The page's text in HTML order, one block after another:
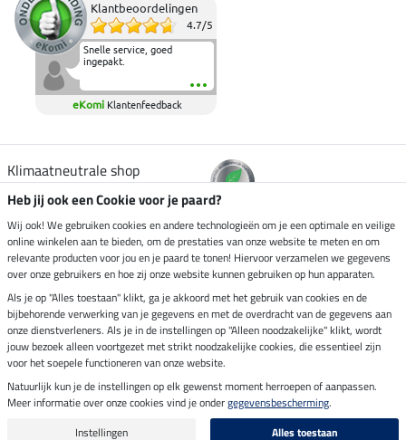
Klantbeoordelingen
4.7/5
Snelle service, goed
ingepakt.
eKomi Klantenfeedback
Klimaatneutrale shop
Verzending per
Veilig betalen met
Impressum
Laatste update op 08.08.2026 om 14:33 uur
Alle prijzen in euro's, incl. BTW, excl. verzendkosten.
Heb jij ook een Cookie voor je paard?
Wij ook! We gebruiken cookies en andere technologieën om je een optimale en veilige
online winkelen aan te bieden, om de prestaties van onze website te meten en om
relevante producten voor jou en je paard te tonen! Hiervoor verzamelen we gegevens
over onze gebruikers en hoe zij onze website kunnen gebruiken op hun apparaten.
Als je op "Alles toestaan" klikt, ga je akkoord met het gebruik van cookies en de
bijbehorende verwerking van je gegevens en met de overdracht van de gegevens aan
onze dienstverleners. Als je in de instellingen op "Alleen noodzakelijke" klikt, wordt
jouw bezoek alleen voortgezet met strikt noodzakelijke cookies, die essentieel zijn
voor het soepele functioneren van onze website.
Natuurlijk kun je de instellingen op elk gewenst moment herroepen of aanpassen.
Meer informatie over onze cookies vind je ondergegevensbescherming.
Instellingen
Alles toestaan